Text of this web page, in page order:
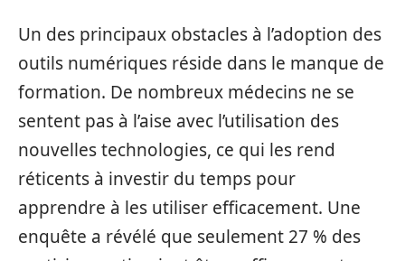
Un des principaux obstacles à l’adoption des
outils numériques réside dans le manque de
formation. De nombreux médecins ne se
sentent pas à l’aise avec l’utilisation des
nouvelles technologies, ce qui les rend
réticents à investir du temps pour
apprendre à les utiliser efficacement. Une
enquête a révélé que seulement 27 % des